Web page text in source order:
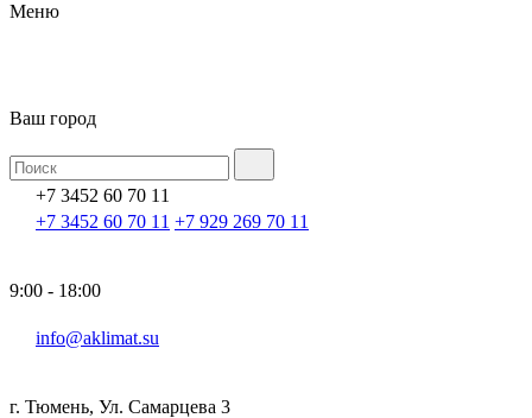
Меню
Ваш город
+7 3452 60 70 11
+7 3452 60 70 11 +7 929 269 70 11
9:00 - 18:00
info@aklimat.su
г. Тюмень, Ул. Самарцева 3